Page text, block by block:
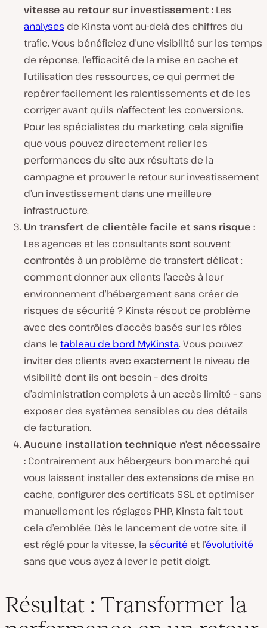
vitesse au retour sur investissement : Les
analyses de Kinsta vont au-delà des chiffres du
trafic. Vous bénéficiez d’une visibilité sur les temps
de réponse, l’efficacité de la mise en cache et
l’utilisation des ressources, ce qui permet de
repérer facilement les ralentissements et de les
corriger avant qu’ils n’affectent les conversions.
Pour les spécialistes du marketing, cela signifie
que vous pouvez directement relier les
performances du site aux résultats de la
campagne et prouver le retour sur investissement
d’un investissement dans une meilleure
infrastructure.
Un transfert de clientèle facile et sans risque :
Les agences et les consultants sont souvent
confrontés à un problème de transfert délicat :
comment donner aux clients l’accès à leur
environnement d’hébergement sans créer de
risques de sécurité ? Kinsta résout ce problème
avec des contrôles d’accès basés sur les rôles
dans le tableau de bord MyKinsta. Vous pouvez
inviter des clients avec exactement le niveau de
visibilité dont ils ont besoin – des droits
d’administration complets à un accès limité – sans
exposer des systèmes sensibles ou des détails
de facturation.
Aucune installation technique n’est nécessaire
: Contrairement aux hébergeurs bon marché qui
vous laissent installer des extensions de mise en
cache, configurer des certificats SSL et optimiser
manuellement les réglages PHP, Kinsta fait tout
cela d’emblée. Dès le lancement de votre site, il
est réglé pour la vitesse, la sécurité et l’évolutivité
sans que vous ayez à lever le petit doigt.
Résultat : Transformer la